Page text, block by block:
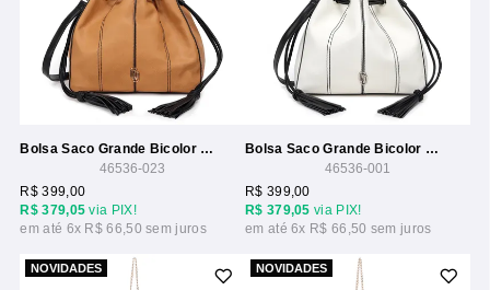
Bolsa Saco Grande Bicolor Com Recortes
46536-023
R$ 379,05 via PIX!
R$ 399,00
6x R$ 66,50
Bolsa Saco Grande Bicolor Com Recortes
46536-001
R$ 379,05 via PIX!
R$ 399,00
6x R$ 66,50
NOVIDADES NOVIDADES